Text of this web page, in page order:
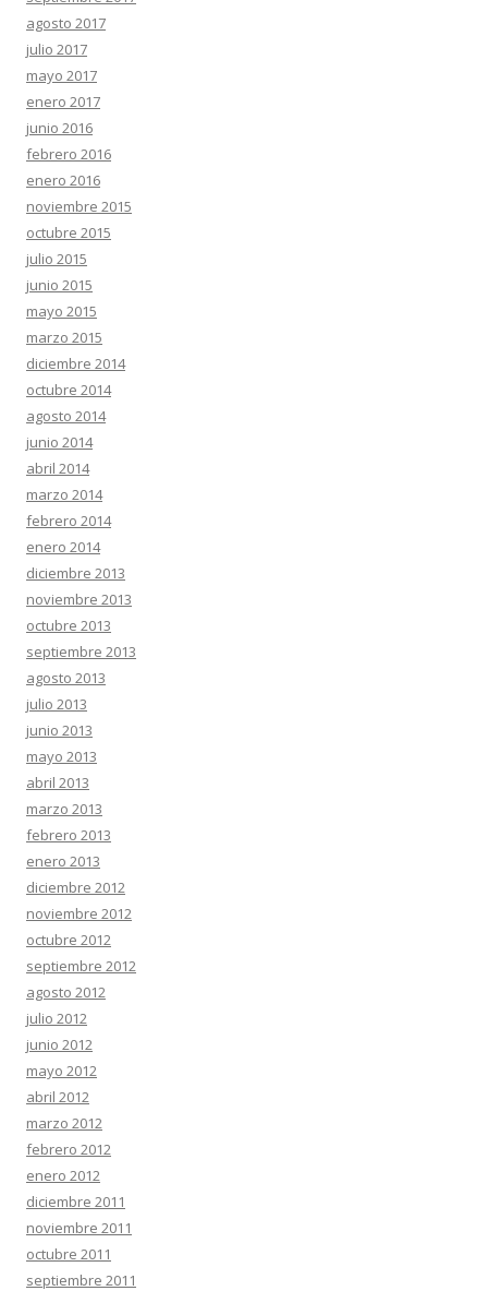
agosto 2017
julio 2017
mayo 2017
enero 2017
junio 2016
febrero 2016
enero 2016
noviembre 2015
octubre 2015
julio 2015
junio 2015
mayo 2015
marzo 2015
diciembre 2014
octubre 2014
agosto 2014
junio 2014
abril 2014
marzo 2014
febrero 2014
enero 2014
diciembre 2013
noviembre 2013
octubre 2013
septiembre 2013
agosto 2013
julio 2013
junio 2013
mayo 2013
abril 2013
marzo 2013
febrero 2013
enero 2013
diciembre 2012
noviembre 2012
octubre 2012
septiembre 2012
agosto 2012
julio 2012
junio 2012
mayo 2012
abril 2012
marzo 2012
febrero 2012
enero 2012
diciembre 2011
noviembre 2011
octubre 2011
septiembre 2011